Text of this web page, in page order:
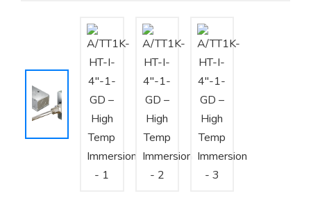
Tư vấn – Thiết kế – Cung cấp thiết bị HVAC
Tư vấn thiết kế, thi công tủ điều khiển
Thi công – Lắp đặt hệ thống HVAC